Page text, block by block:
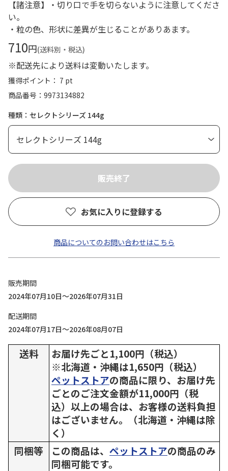
【諸注意】・切り口で手を切らないように注意してくださ
い。
・粒の色、形状に差異が生じることがありあます。
710円(送料別・税込)
※配送先により送料は変動いたします。
獲得ポイント： 7 pt
商品番号
9973134882
種類：セレクトシリーズ 144g
お気に入りに登録する
商品についてのお問い合わせはこちら
販売期間
2024年07月10日～2026年07月31日
配送期間
2024年07月17日～2026年08月07日
送料
お届け先ごと1,100円（税込）
※北海道・沖縄は1,650円（税込）
ペットストアの商品に限り、お届け先
ごとのご注文金額が11,000円（税
込）以上の場合は、お客様の送料負担
はございません。（北海道・沖縄は除
く）
同梱等
この商品は、 ペットストアの商品のみ
同梱可能です。